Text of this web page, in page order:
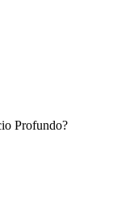
Profundo?